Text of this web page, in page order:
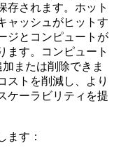
存されます。ホット
ャッシュがヒットす
ジとコンピュートが
ます。コンピュート
または削除できま
ストを削減し、より
ケーラビリティを提
ます：